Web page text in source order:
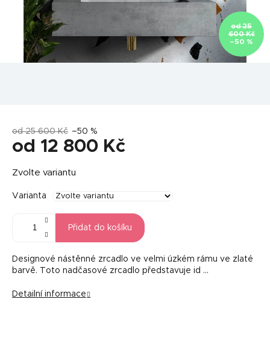
od 25
600 Kč
–50 %
od 25 600 Kč –50 %
od 12 800 Kč
cena:
Zvolte variantu
Varianta
Přidat do košíku
Designové nástěnné zrcadlo ve velmi úzkém rámu ve zlaté
barvě. Toto nadčasové zrcadlo představuje id …
Detailní informace